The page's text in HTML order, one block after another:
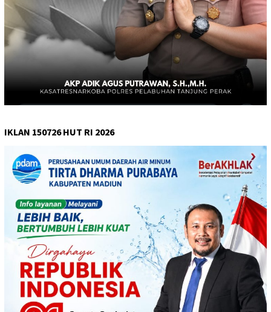
IKLAN 150726 HUT RI 2026